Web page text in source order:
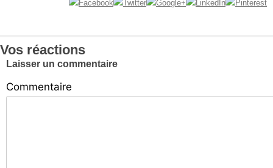
Vos réactions
Laisser un commentaire
Commentaire